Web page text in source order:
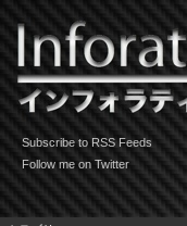
Subscribe to RSS Feeds
Follow me on Twitter